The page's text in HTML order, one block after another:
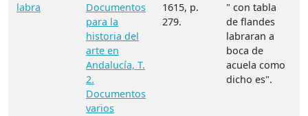
labra
Documentos
para la
historia del
arte en
Andalucía, T.
2.
Documentos
varios
1615, p.
279.
" con tabla
de flandes
labraran a
boca de
acuela como
dicho es".